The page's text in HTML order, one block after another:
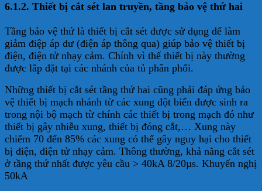
6.1.2. Thiết bị cắt sét lan truyền, tầng bảo vệ thứ hai
Tầng bảo vệ thứ là thiết bị cắt sét được sử dụng để làm
giảm điệp áp dư (điện áp thông qua) giúp bảo vệ thiết bị
điện, điện tử nhạy cảm. Chính vì thế thiết bị này thường
được lắp đặt tại các nhánh của tủ phân phối.
Những thiết bị cắt sét tầng thứ hai cũng phải đáp ứng bảo
vệ thiết bị mạch nhánh từ các xung đột biến được sinh ra
trong nội bộ mạch từ chính các thiết bị trong mạch đó như
thiết bị gây nhiễu xung, thiết bị đóng cắt,… Xung này
chiếm 70 đến 85% các xung có thể gây nguy hại cho thiết
bị điện, điện tử nhạy cảm. Thông thường, khả năng cắt sét
ở tầng thứ nhất được yêu cầu > 40kA 8/20µs. Khuyến nghị
50kA